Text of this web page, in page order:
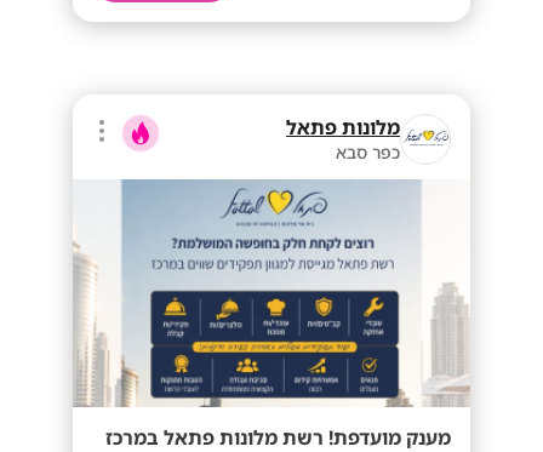
מלונות פתאל
כפר סבא
מענק מועדפת! רשת מלונות פתאל במרכז